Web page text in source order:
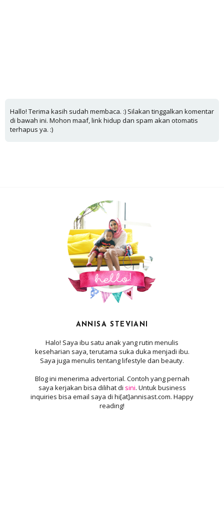
Hallo! Terima kasih sudah membaca. :) Silakan tinggalkan komentar
di bawah ini. Mohon maaf, link hidup dan spam akan otomatis
terhapus ya. :)
ANNISA STEVIANI
Halo! Saya ibu satu anak yang rutin menulis
keseharian saya, terutama suka duka menjadi ibu.
Saya juga menulis tentang lifestyle dan beauty.
Blog ini menerima advertorial. Contoh yang pernah
saya kerjakan bisa dilihat di sini. Untuk business
inquiries bisa email saya di hi[at]annisast.com. Happy
reading!